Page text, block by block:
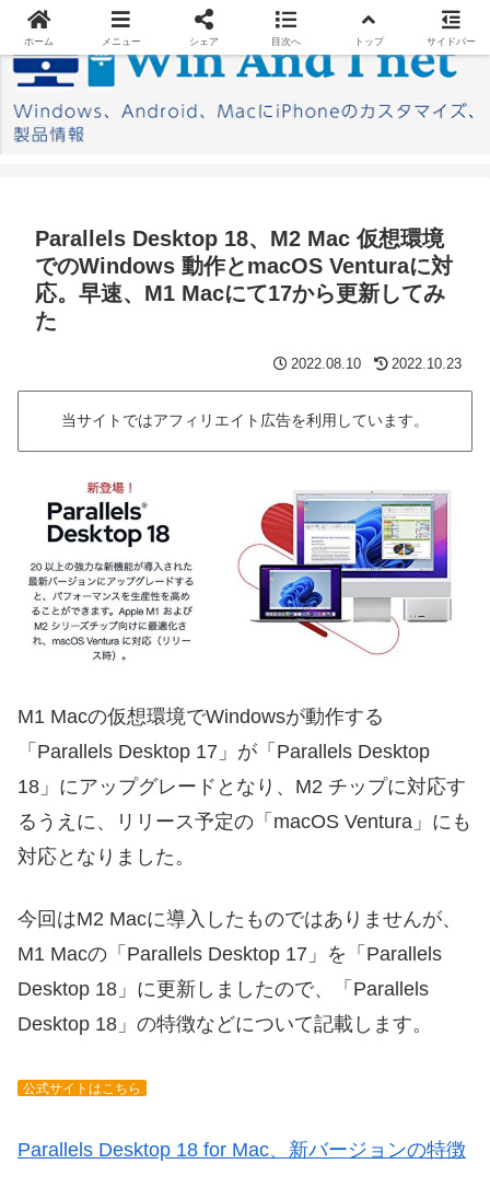
Parallels Desktop 18、M2 Mac 仮想環境
でのWindows 動作とmacOS Venturaに対
応。早速、M1 Macにて17から更新してみ
た
2022.08.10 2022.10.23
当サイトではアフィリエイト広告を利用しています。
M1 Macの仮想環境でWindowsが動作する
「Parallels Desktop 17」が「Parallels Desktop
18」にアップグレードとなり、M2 チップに対応す
るうえに、リリース予定の「macOS Ventura」にも
対応となりました。
今回はM2 Macに導入したものではありませんが、
M1 Macの「Parallels Desktop 17」を「Parallels
Desktop 18」に更新しましたので、「Parallels
Desktop 18」の特徴などについて記載します。
公式サイトはこちら
Parallels Desktop 18 for Mac、新バージョンの特徴
ホーム メニュー シェア 目次へ トップ サイドバー